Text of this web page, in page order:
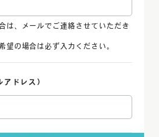
は、メールでご連絡させていただき
望の場合は必ず入力ください。
アドレス）